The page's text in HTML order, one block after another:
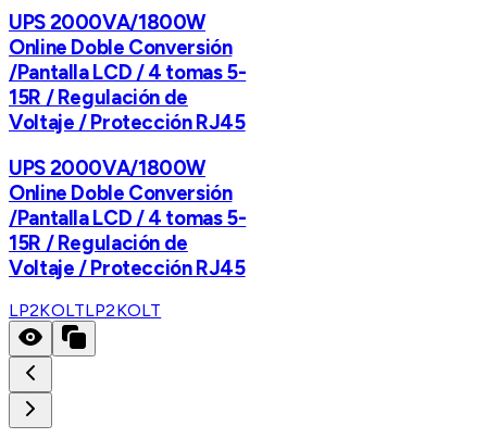
UPS 2000VA/1800W
Online Doble Conversión
/Pantalla LCD / 4 tomas 5-
15R / Regulación de
Voltaje / Protección RJ45
UPS 2000VA/1800W
Online Doble Conversión
/Pantalla LCD / 4 tomas 5-
15R / Regulación de
Voltaje / Protección RJ45
LP2KOLTLP2KOLT